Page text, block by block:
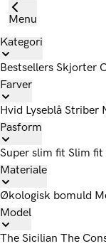
Menu
Kategori
Bestsellers Skjorter
Farver
Hvid Lyseblå Striber
Pasform
Super slim fit Slim fit
Materiale
Økologisk bomuld
Model
The Sicilian The